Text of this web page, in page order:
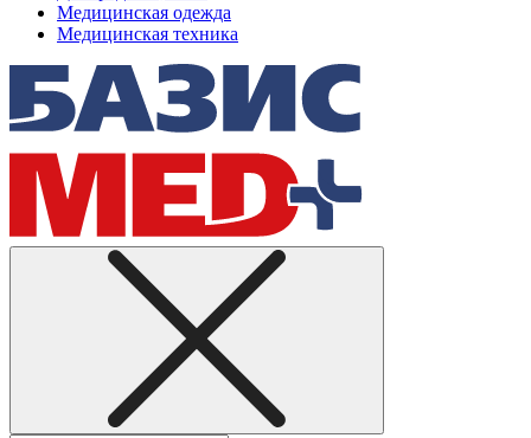
Медицинская одежда
Медицинская техника